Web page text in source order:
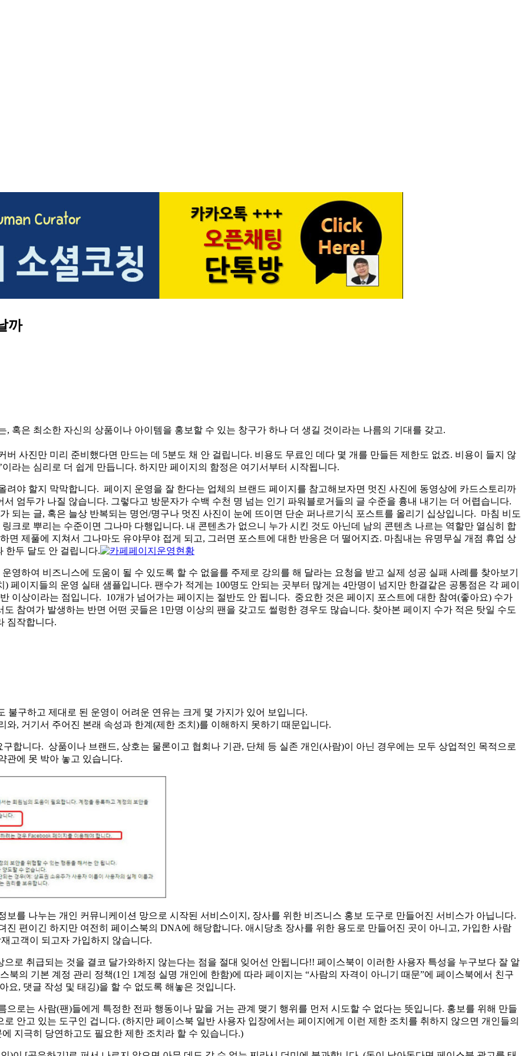
까
혹은 최소한 자신의 상품이나 아이템을 홍보할 수 있는 창구가 하나 더 생길 것이라는 나름의 기대를 갖고.
사진만 미리 준비했다면 만드는 데 5분도 채 안 걸립니다. 비용도 무료인 데다 몇 개를 만들든 제한도 없죠. 비용이 들지 않
라는 심리로 더 쉽게 만듭니다. 하지만 페이지의 함정은 여기서부터 시작됩니다.
야 할지 막막합니다. 페이지 운영을 잘 한다는 업체의 브랜드 페이지를 참고해보자면 멋진 사진에 동영상에 카드스토리까
엄두가 나질 않습니다. 그렇다고 방문자가 수백 수천 명 넘는 인기 파워블로거들의 글 수준을 흉내 내기는 더 어렵습니다.
되는 글, 혹은 늘상 반복되는 명언/명구나 멋진 사진이 눈에 뜨이면 단순 퍼나르기식 포스트를 올리기 십상입니다. 마침 비도
크로 뿌리는 수준이면 그나마 다행입니다. 내 콘텐츠가 없으니 누가 시킨 것도 아닌데 남의 콘텐츠 나르는 역할만 열심히 합
제풀에 지쳐서 그나마도 유야무야 접게 되고, 그러면 포스트에 대한 반응은 더 떨어지죠. 마침내는 유명무실 개점 휴업 상
한두 달도 안 걸립니다.
영하여 비즈니스에 도움이 될 수 있도록 할 수 없을를 주제로 강의를 해 달라는 요청을 받고 실제 성공 실패 사례를 찾아보기
페이지들의 운영 실태 샘플입니다. 팬수가 적게는 100명도 안되는 곳부터 많게는 4만명이 넘지만 한결같은 공통점은 각 페이
이상이라는 점입니다. 10개가 넘어가는 페이지는 절반도 안 됩니다. 중요한 것은 페이지 포스트에 대한 참여(좋아요) 수가
참여가 발생하는 반면 어떤 곳들은 1만명 이상의 팬을 갖고도 썰렁한 경우도 많습니다. 찾아본 페이지 수가 적은 탓일 수도
짐작합니다.
구하고 제대로 된 운영이 어려운 연유는 크게 몇 가지가 있어 보입니다.
, 거기서 주어진 본래 속성과 한계(제한 조치)를 이해하지 못하기 때문입니다.
합니다. 상품이나 브랜드, 상호는 물론이고 협회나 기관, 단체 등 실존 개인(사람)이 아닌 경우에는 모두 상업적인 목적으로
관에 못 박아 놓고 있습니다.
를 나누는 개인 커뮤니케이션 망으로 시작된 서비스이지, 장사를 위한 비즈니스 홍보 도구로 만들어진 서비스가 아닙니다.
진 편이긴 하지만 여전히 페이스북의 DNA에 해당합니다. 애시당초 장사를 위한 용도로 만들어진 곳이 아니고, 가입한 사람
고객이 되고자 가입하지 않습니다.
로 취급되는 것을 결코 달가와하지 않는다는 점을 절대 잊어선 안됩니다!! 페이스북이 이러한 사용자 특성을 누구보다 잘 알
의 기본 계정 관리 정책(1인 1계정 실명 개인에 한함)에 따라 페이지는 “사람의 자격이 아니기 때문”에 페이스북에서 친구
요, 댓글 작성 및 태깅)을 할 수 없도록 해놓은 것입니다.
로는 사람(팬)들에게 특정한 전파 행동이나 말을 거는 관계 맺기 행위를 먼저 시도할 수 없다는 뜻입니다. 홍보를 위해 만들
안고 있는 도구인 겁니다. (하지만 페이스북 일반 사용자 입장에서는 페이지에게 이런 제한 조치를 취하지 않으면 개인들의
지극히 당연하고도 필요한 제한 조치라 할 수 있습니다.)